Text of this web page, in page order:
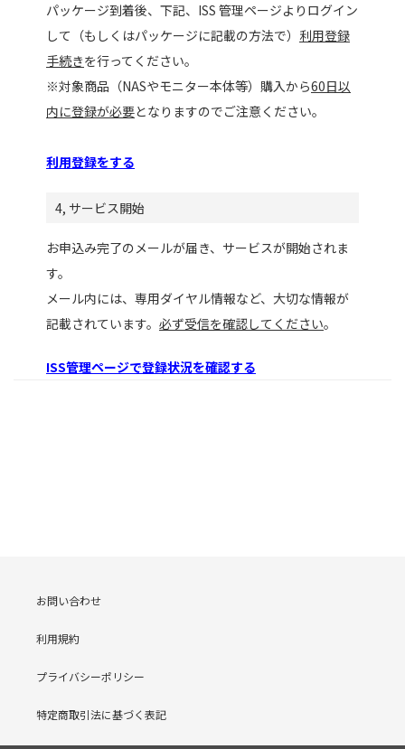
パッケージ到着後、下記、ISS 管理ページよりログイン
して（もしくはパッケージに記載の方法で） 利用登録
手続きを行ってください。
※対象商品（NASやモニター本体等）購入から60日以
内に登録が必要となりますのでご注意ください。
利用登録をする
4, サービス開始
お申込み完了のメールが届き、サービスが開始されま
す。
メール内には、専用ダイヤル情報など、大切な情報が
記載されています。 必ず受信を確認してください。
ISS管理ページで登録状況を確認する
お問い合わせ
利用規約
プライバシーポリシー
特定商取引法に基づく表記